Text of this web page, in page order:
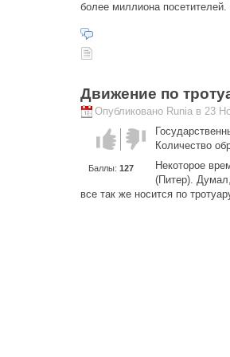
более миллиона посетителей.
Движение по
Опубликовано Runia в 23
Голос за!Голос
против!
Баллы: 127
Количество
Некоторое
(Питер).
все так же носится по